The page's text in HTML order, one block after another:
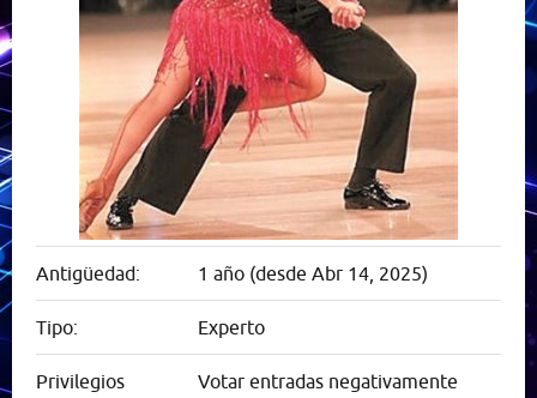
Antigüedad: 1 año (desde Abr 14, 2025)
Tipo: Experto
Privilegios
Votar entradas negativamente